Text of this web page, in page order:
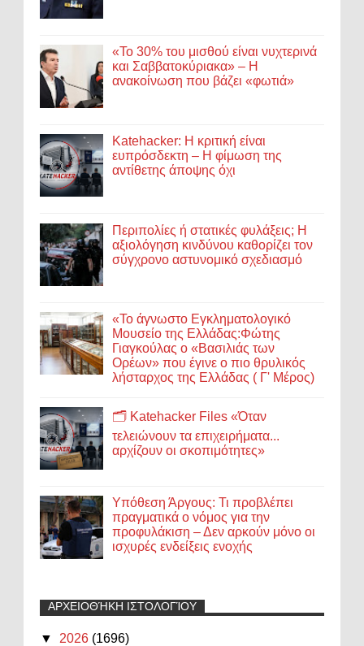
«Το 30% του μισθού είναι νυχτερινά
και Σαββατοκύριακα» – Η
ανακοίνωση που βάζει «φωτιά»
Katehacker: Η κριτική είναι
ευπρόσδεκτη – Η φίμωση της
αντίθετης άποψης όχι
Περιπολίες ή στατικές φυλάξεις; Η
αξιολόγηση κινδύνου καθορίζει τον
σύγχρονο αστυνομικό σχεδιασμό
«Το άγνωστο Εγκληματολογικό
Μουσείο της Ελλάδας:Φώτης
Γιαγκούλας ο «Βασιλιάς των
Ορέων» που έγινε ο πιο θρυλικός
λήσταρχος της Ελλάδας ( Γ' Μέρος)
🗂️ Katehacker Files «Όταν
τελειώνουν τα επιχειρήματα...
αρχίζουν οι σκοπιμότητες»
Υπόθεση Άργους: Τι προβλέπει
πραγματικά ο νόμος για την
προφυλάκιση – Δεν αρκούν μόνο οι
ισχυρές ενδείξεις ενοχής
ΑΡΧΕΙΟΘΉΚΗ ΙΣΤΟΛΟΓΊΟΥ
▼ 2026 (1696)